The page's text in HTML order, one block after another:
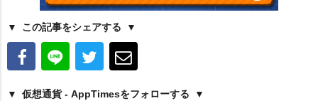
この記事をシェアする
仮想通貨 - AppTimesをフォローする